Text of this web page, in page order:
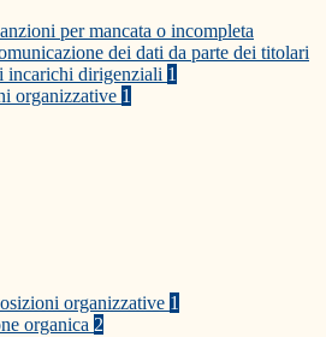
per mancata o incompleta
dei dati da parte dei titolari
incarichi dirigenziali 1
organizzative 1
organizzative 1
organica 2